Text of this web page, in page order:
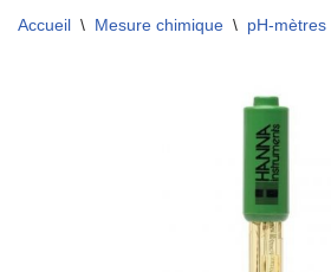
Accueil \ Mesure chimique \ pH-mètres